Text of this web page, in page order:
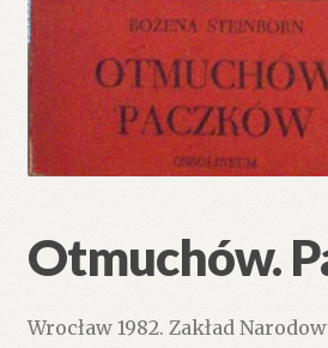
Otmuchów.
Wrocław 1982. Zakład